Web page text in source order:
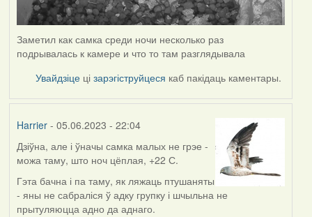
Заметил как самка среди ночи несколько раз
подрывалась к камере и что то там разглядывала
Увайдзіце цізарэгіструйцеся каб пакідаць каментары.
Harrier- 05.06.2023 - 22:04
Дзіўна, але і ўначы самка малых не грэе -
можа таму, што ноч цёплая, +22 С.
Гэта бачна і па таму, як ляжаць птушаняты
- яны не сабраліся ў адку групку і шчыльна не
прытуляюцца адно да аднаго.